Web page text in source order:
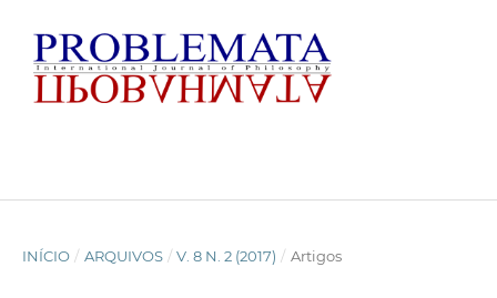
INÍCIO / ARQUIVOS / V. 8 N. 2 (2017) / Artigos